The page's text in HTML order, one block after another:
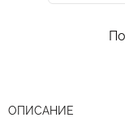
ОПИСАНИЕ